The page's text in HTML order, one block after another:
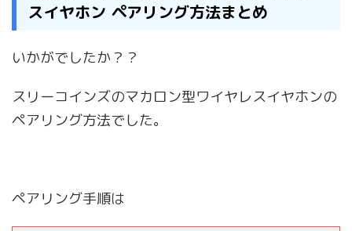
スイヤホン ペアリング方法まとめ
いかがでしたか？？
スリーコインズのマカロン型ワイヤレスイヤホンの
ペアリング方法でした。
ペアリング手順は